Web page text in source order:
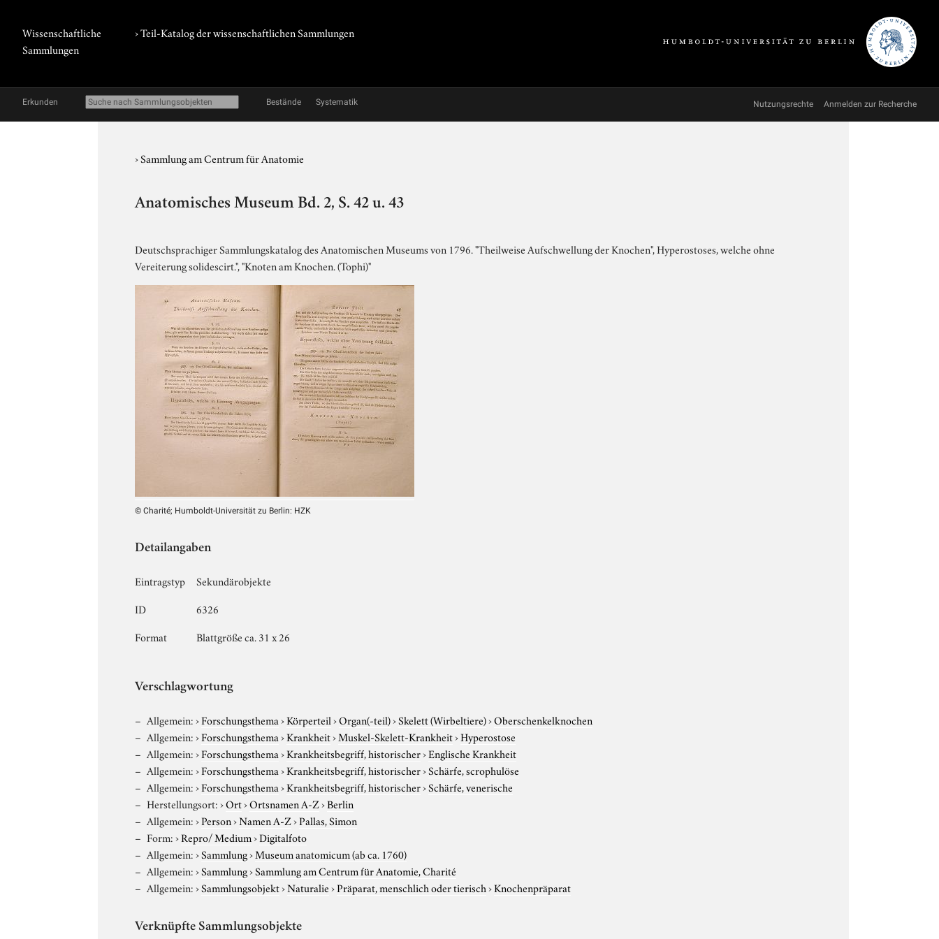
Wissenschaftliche
Sammlungen
› Teil-Katalog der wissenschaftlichen Sammlungen
Erkunden Bestände Systematik Nutzungsrechte Anmelden zur Recherche
›Sammlung am Centrum für Anatomie
Anatomisches Museum Bd. 2, S. 42 u. 43
Deutschsprachiger Sammlungskatalog des Anatomischen Museums von 1796. "Theilweise Aufschwellung der Knochen", Hyperostoses, welche ohne
Vereiterung solidescirt.", "Knoten am Knochen. (Tophi)"
© Charité; Humboldt-Universität zu Berlin: HZK
Detailangaben
Eintragstyp
Sekundärobjekte
ID
6326
Format
Blattgröße ca. 31 x 26
Verschlagwortung
Allgemein:›Forschungsthema›Körperteil›Organ(-teil)›Skelett (Wirbeltiere)›Oberschenkelknochen
Allgemein:›Forschungsthema›Krankheit›Muskel-Skelett-Krankheit›Hyperostose
Allgemein:›Forschungsthema›Krankheitsbegriff, historischer›Englische Krankheit
Allgemein:›Forschungsthema›Krankheitsbegriff, historischer›Schärfe, scrophulöse
Allgemein:›Forschungsthema›Krankheitsbegriff, historischer›Schärfe, venerische
Herstellungsort:›Ort›Ortsnamen A-Z›Berlin
Allgemein:›Person›Namen A-Z›Pallas, Simon
Form:›Repro/ Medium›Digitalfoto
Allgemein:›Sammlung›Museum anatomicum (ab ca. 1760)
Allgemein:›Sammlung›Sammlung am Centrum für Anatomie, Charité
Allgemein:›Sammlungsobjekt›Naturalie›Präparat, menschlich oder tierisch›Knochenpräparat
Verknüpfte Sammlungsobjekte